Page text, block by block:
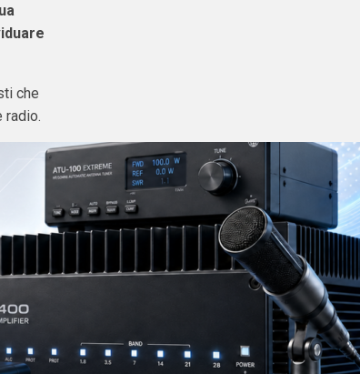
che
radio.